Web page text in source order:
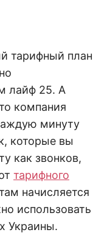
D
N
E
T
е
н
О
н
к
а
тарифный план
лайф 25. А
компания
минуту
которые вы
как звонков,
тарифного
начисляется
использовать
Украины.